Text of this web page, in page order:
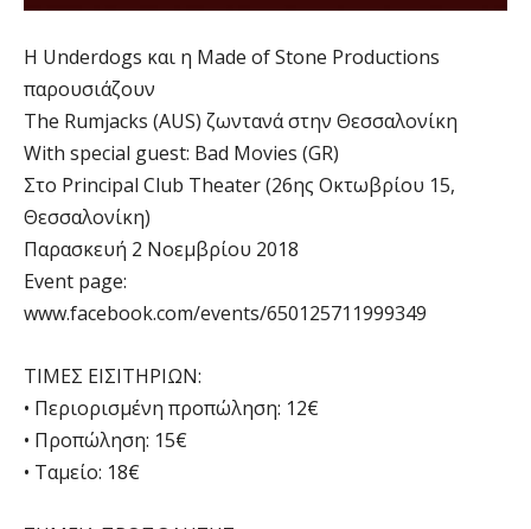
Η Underdogs και η Made of Stone Productions
παρουσιάζουν
The Rumjacks (AUS) ζωντανά στην Θεσσαλονίκη
With special guest: Bad Movies (GR)
Στο Principal Club Theater (26ης Οκτωβρίου 15,
Θεσσαλονίκη)
Παρασκευή 2 Νοεμβρίου 2018
Event page:
www.facebook.com/events/650125711999349
ΤΙΜΕΣ ΕΙΣΙΤΗΡΙΩΝ:
• Περιορισμένη προπώληση: 12€
• Προπώληση: 15€
• Ταμείο: 18€